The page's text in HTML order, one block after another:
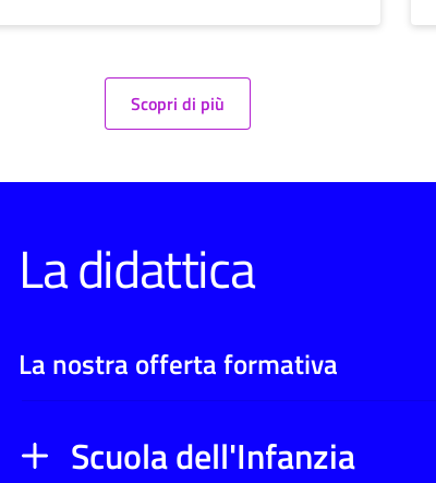
Scopri di più
La didattica
La nostra offerta formativa
Scuola dell'Infanzia